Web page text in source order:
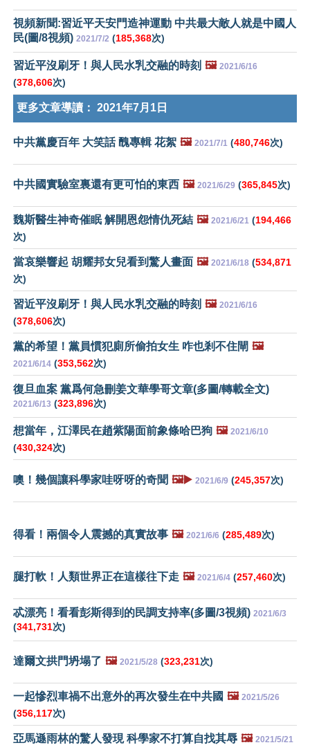
視頻新聞:習近平天安門造神運動 中共最大敵人就是中國人
民(圖/8視頻) 2021/7/2 (185,368次)
習近平沒刷牙！與人民水乳交融的時刻 🖼️ 2021/6/16
(378,606次)
更多文章導讀： 2021年7月1日
中共黨慶百年 大笑話 醜專輯 花絮 🖼️ 2021/7/1 (480,746次)
中共國實驗室裏還有更可怕的東西 🖼️ 2021/6/29 (365,845次)
魏斯醫生神奇催眠 解開恩怨情仇死結 🖼️ 2021/6/21 (194,466
次)
當哀樂響起 胡耀邦女兒看到驚人畫面 🖼️ 2021/6/18 (534,871
次)
習近平沒刷牙！與人民水乳交融的時刻 🖼️ 2021/6/16
(378,606次)
黨的希望！黨員慣犯廁所偷拍女生 咋也剎不住閘 🖼️
2021/6/14 (353,562次)
復旦血案 黨爲何急刪姜文華學哥文章(多圖/轉載全文)
2021/6/13 (323,896次)
想當年，江澤民在趙紫陽面前象條哈巴狗 🖼️ 2021/6/10
(430,324次)
噢！幾個讓科學家哇呀呀的奇聞 🖼️▶️ 2021/6/9 (245,357次)
得看！兩個令人震撼的真實故事 🖼️ 2021/6/6 (285,489次)
腿打軟！人類世界正在這樣往下走 🖼️ 2021/6/4 (257,460次)
忒漂亮！看看彭斯得到的民調支持率(多圖/3視頻) 2021/6/3
(341,731次)
達爾文拱門坍塌了 🖼️ 2021/5/28 (323,231次)
一起慘烈車禍不出意外的再次發生在中共國 🖼️ 2021/5/26
(356,117次)
亞馬遜雨林的驚人發現 科學家不打算自找其辱 🖼️ 2021/5/21